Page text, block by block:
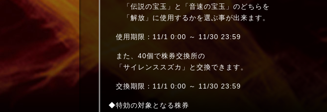
「伝説の宝玉」と「音速の宝玉」のどちらを
「解放」に使用するかを選ぶ事が出来ます。
使用期限：11/1 0:00 ～ 11/30 23:59
また、40個で株券交換所の
「サイレンススズカ」と交換できます。
交換期限：11/1 0:00 ～ 11/30 23:59
◆特効の対象となる株券